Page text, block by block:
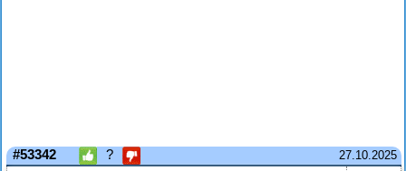
27.10.2025
#53342 ?